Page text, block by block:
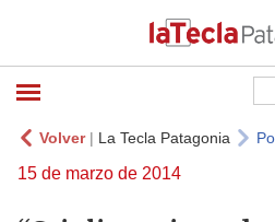
Volver| La Tecla Patagonia
15 de marzo de 2014